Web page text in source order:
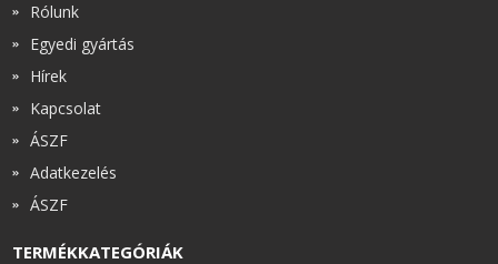
Rólunk
Egyedi gyártás
Hírek
Kapcsolat
ÁSZF
Adatkezelés
ÁSZF
TERMÉKKATEGÓRIÁK